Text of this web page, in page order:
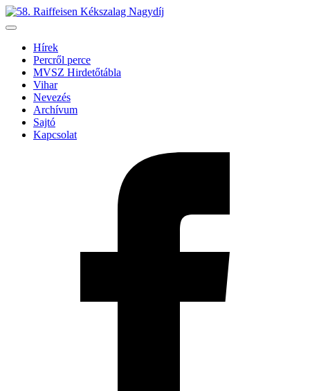
Hírek
Percről perce
MVSZ Hirdetőtábla
Vihar
Nevezés
Archívum
Sajtó
Kapcsolat